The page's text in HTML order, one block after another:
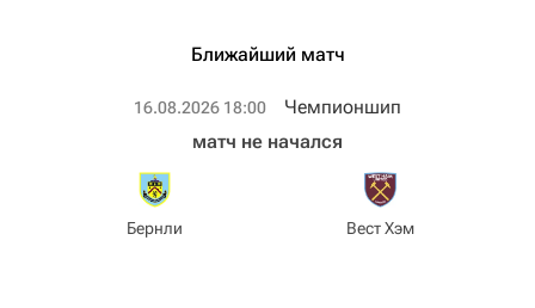
Ближайший матч
16.08.2026 18:00 Чемпионшип
Бернли
матч не начался
Вест Хэм